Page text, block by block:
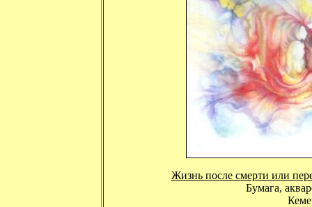
Жизнь после смерти или
Бумага,